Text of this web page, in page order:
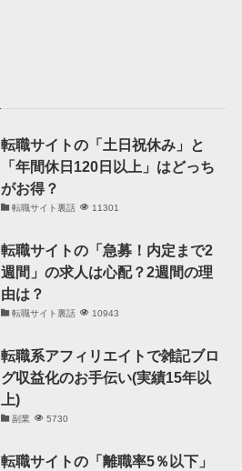
転職サイトの「土日祝休み」と
「年間休日120日以上」はどっち
がお得？
転職サイト裏話 11301
転職サイトの「急募！内定まで2
週間」の求人は心配？2週間の理
由は？
転職サイト裏話 10943
転職系アフィリエイトで雑記ブロ
グ収益化のお手伝い(実績15年以
上)
副業 5730
転職サイトの「離職率5％以下」